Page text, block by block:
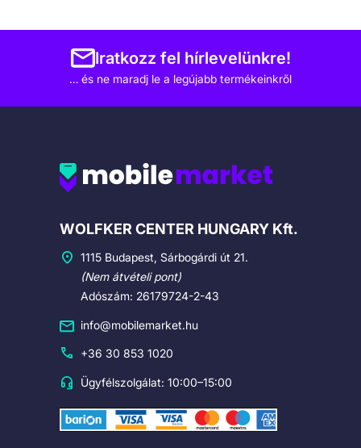
Iratkozz fel hírlevelünkre!
… és ne maradj le a legújabb termékeinkről
Cégadatok
WOLFKER CENTER HUNGARY Kft.
1115 Budapest, Sárbogárdi út 21.
(Nem átvételi pont)
Adószám: 26179724-2-43
info@mobilemarket.hu
+36 30 853 1020
Ügyfélszolgálat: 10:00–15:00